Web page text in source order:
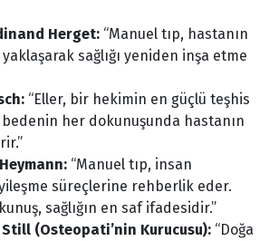
Herget: “Manuel tıp, hastanın
sağlığı yeniden inşa etme
“Eller, bir hekimin en güçlü teşhis
bedenin her dokunuşunda hastanın
“Manuel tıp, insan
süreçlerine rehberlik eder.
sağlığın en saf ifadesidir.”
(Osteopati’nin Kurucusu): “Doğa